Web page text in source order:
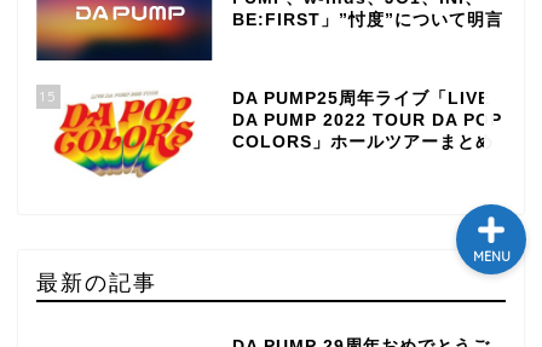
BE:FIRST」”忖度”について明言
15
DA PUMP25周年ライブ「LIVE
DA PUMP 2022 TOUR DA POP
COLORS」ホールツアーまとめ
最新の記事
MENU
ばれラジオ～
ライブ・イベント